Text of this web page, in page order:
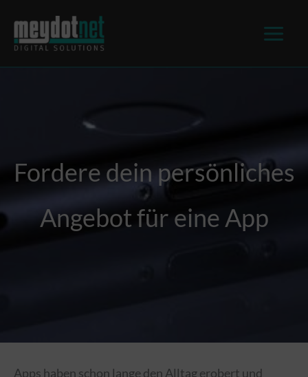
springen
Fordere dein persönliches
Angebot für eine App
Apps haben schon lange den Alltag erobert und